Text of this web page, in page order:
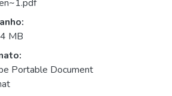
MB
Portable Document